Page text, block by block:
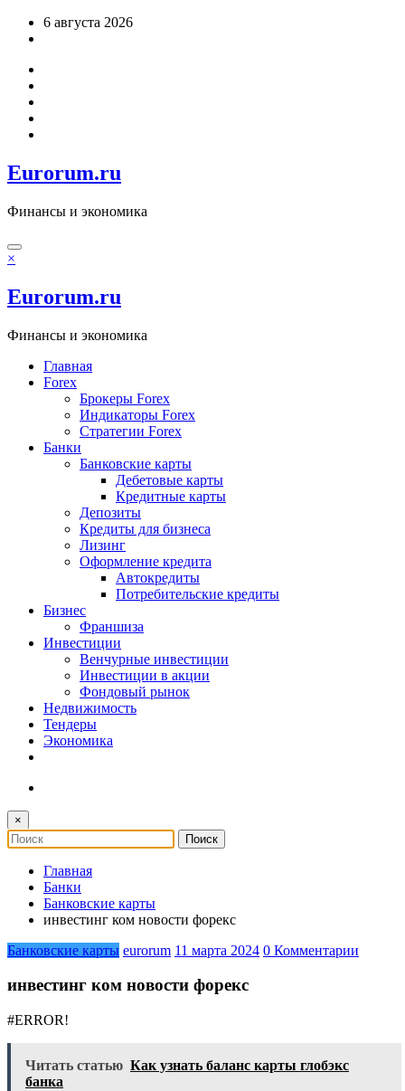
Перейти6 августа 2026
Eurorum.ru
Финансы и экономика
×
Eurorum.ru
Финансы и экономика
Главная
Forex
Брокеры Forex
Индикаторы Forex
Стратегии Forex
Банки
Банковские карты
Дебетовые карты
Кредитные карты
Депозиты
Кредиты для бизнеса
Лизинг
Оформление кредита
Автокредиты
Потребительские кредиты
Бизнес
Франшиза
Инвестиции
Венчурные инвестиции
Инвестиции в акции
Фондовый рынок
Недвижимость
Тендеры
Экономика
×
Главная
Банки
Банковские карты
инвестинг ком новости форекс
Банковские карты eurorum 11 марта 2024 0 Комментарии
инвестинг ком новости форекс
#ERROR!
Читать статью Как узнать баланс карты глобэкс
банка